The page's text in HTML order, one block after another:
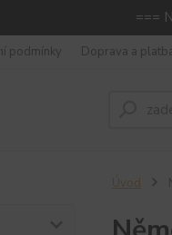
===
podmínky Doprava a
Úvod